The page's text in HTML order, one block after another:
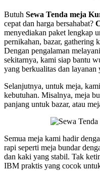
Butuh Sewa Tenda meja
cepat dan harga bersahabat?
menyediakan paket lengkap
pernikahan, bazar, gathering
Dengan pengalaman
sekitarnya, kami siap bantu
yang berkualitas dan layanan
Selanjutnya, untuk meja,
kebutuhan. Misalnya, meja
panjang untuk bazar, atau
Semua meja kami hadir
rapi seperti meja bundar
dan kaki yang stabil. Tak
IBM praktis yang cocok